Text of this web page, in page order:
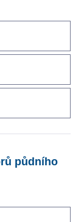
půdního